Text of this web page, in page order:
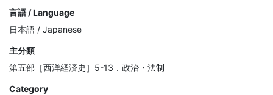
言語 / Language
日本語 / Japanese
主分類
第五部［西洋経済史］5-13．政治・法制
Category